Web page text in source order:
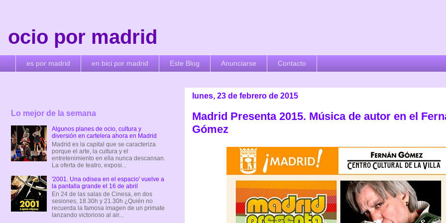
ocio por madrid
es por madrid en bici por madrid Este Blog Anunciarse Contacto
lunes, 23 de febrero de 2015
Madrid Presenta 2015. Música de autor en el
Gómez
Lo mejor de la semana
Algunos planes de ocio, cultura y
diversión en cartelera ahora en Madrid
Madrid es la capital que se caracteriza
porque el arte, la cultura y el
entretenimiento en ella nunca descansan.
La oferta de teatro, exposi...
'2001. Una odisea en el espacio' vuelve a
la pantalla grande el 16 de abril
En 24 de las salas de Cinesa, en dos
sesiones, 18.30h y 21.30h ¿Quién no
recuerda la famosa imagen de un primate
lanzando victorioso al air...